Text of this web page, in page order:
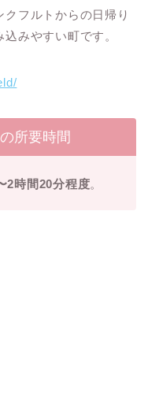
フルトからの日帰り
みやすい町です。
所要時間
2時間20分程度。